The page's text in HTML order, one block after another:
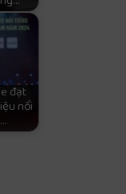
đạt
nổi